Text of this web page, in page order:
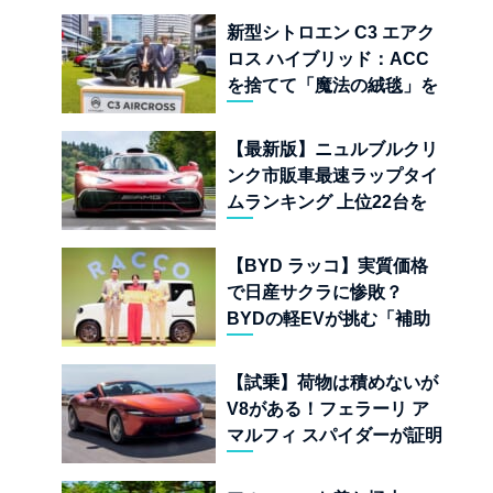
新型シトロエン C3 エアク
ロス ハイブリッド：ACC
を捨てて「魔法の絨毯」を
児
【最新版】ニュルブルクリ
ンク市販車最速ラップタイ
ムランキング 上位22台を
【BYD ラッコ】実質価格
で日産サクラに惨敗？
BYDの軽EVが挑む「補助
界
【試乗】荷物は積めないが
V8がある！フェラーリ ア
マルフィ スパイダーが証明
ーの至福